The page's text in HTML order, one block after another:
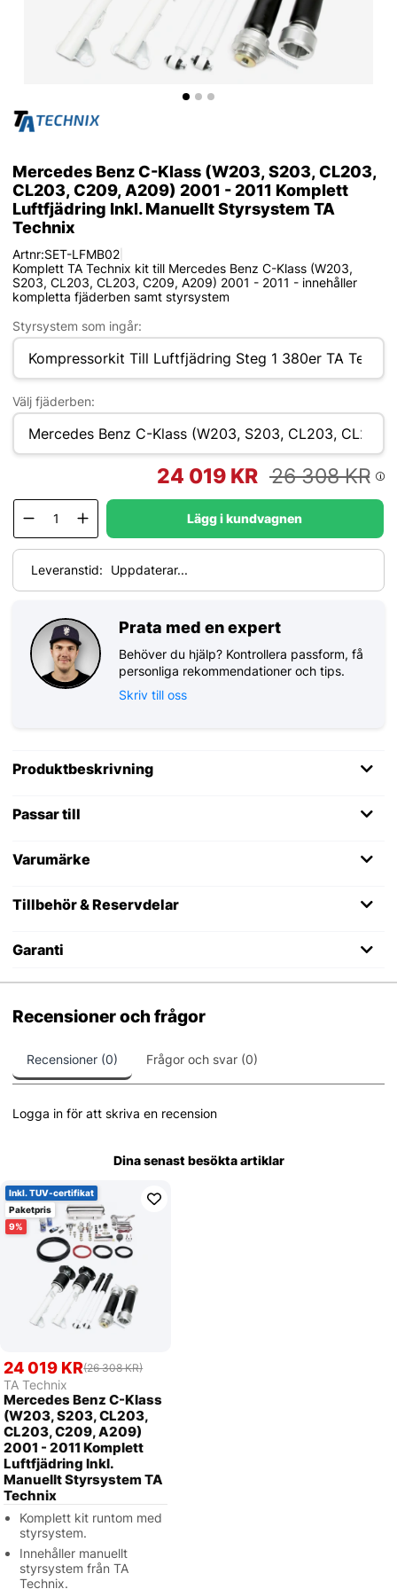
Mercedes Benz C-Klass (W203, S203, CL203,
CL203, C209, A209) 2001 - 2011 Komplett
Luftfjädring Inkl. Manuellt Styrsystem TA
Technix
Artnr:SET-LFMB02|
Komplett TA Technix kit till Mercedes Benz C-Klass (W203,
S203, CL203, CL203, C209, A209) 2001 - 2011 - innehåller
kompletta fjäderben samt styrsystem
Styrsystem som ingår:
Välj fjäderben:
26 308KR
24 019 KR
Lägg i kundvagnen
Leveranstid: Uppdaterar...
Prata med en expert
Behöver du hjälp? Kontrollera passform, få
personliga rekommendationer och tips.
Skriv till oss
Produktbeskrivning
Passar till
Varumärke
Tillbehör & Reservdelar
Garanti
Recensioner och frågor
Recensioner (0) Frågor och svar (0)
Logga in för att skriva en recension
Dina senast besökta artiklar
Inkl. TUV-certifikat
Paketpris
9
24 019 KR(26 308 KR)
TA Technix
Mercedes Benz C-Klass
(W203, S203, CL203,
CL203, C209, A209)
2001 - 2011 Komplett
Luftfjädring Inkl.
Manuellt Styrsystem TA
Technix
Komplett kit runtom med
styrsystem.
Innehåller manuellt
styrsystem från TA
Technix.